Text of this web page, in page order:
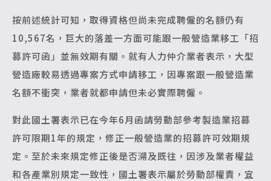
按前述統計可知，取得資格但尚未完成聘僱的名額仍有
10,567名，巨大的落差一方面可能跟一般營造業移工「招
募許可函」並無效期有關。就有人力仲介業者表示，大型
營造廠較易透過專案方式申請移工，因專案跟一般營造業
名額不衝突，業者就都申請但未必實際聘僱。
對此國土署表示已在今年6月函請勞動部參考製造業招募
許可限期1年的規定，修正一般營造業的招募許可效期規
定。至於未來規定修正後是否溯及既往，因涉及業者權益
和各產業別規定一致性，國土署表示屬於勞動部權責，宜